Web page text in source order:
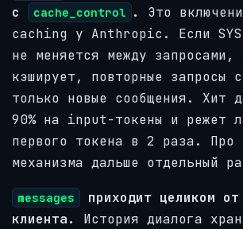
с
cache_control .
Это
caching у Anthropic. Если
не меняется между запросами,
кэширует, повторные запросы
только новые сообщения. Хит
90% на input-токены и режет
первого токена в 2 раза. Про
механизма дальше отдельный
messages
приходит целиком от
клиента.
История диалога